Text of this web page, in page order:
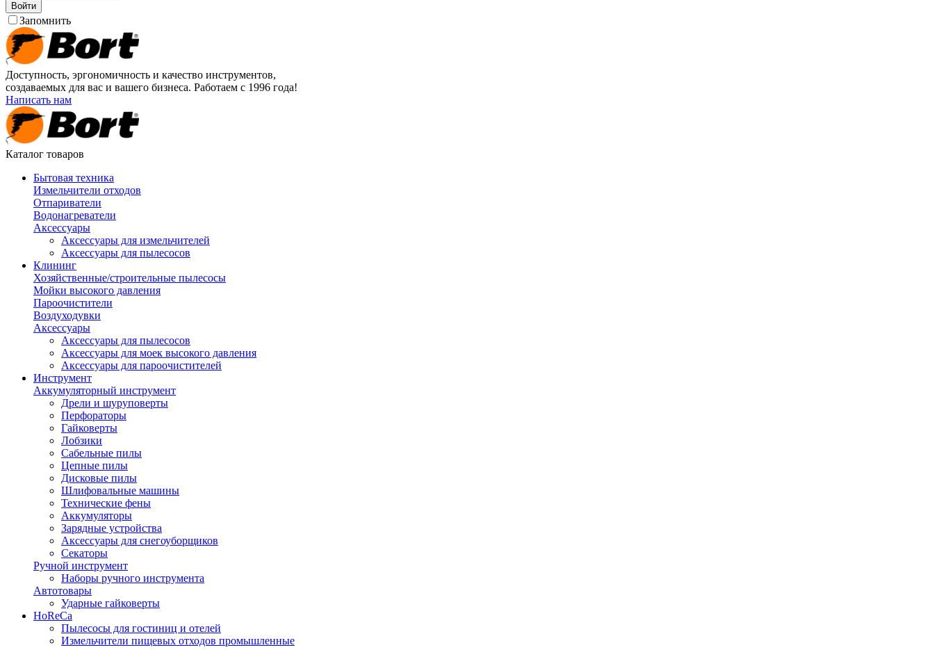
Войти
Запомнить
Доступность, эргономичность и качество инструментов,
создаваемых для вас и вашего бизнеса. Работаем с 1996 года!
Написать нам
Каталог товаров
Бытовая техника
Измельчители отходов
Отпариватели
Водонагреватели
Аксессуары
Аксессуары для измельчителей
Аксессуары для пылесосов
Клининг
Хозяйственные/строительные пылесосы
Мойки высокого давления
Пароочистители
Воздуходувки
Аксессуары
Аксессуары для пылесосов
Аксессуары для моек высокого давления
Аксессуары для пароочистителей
Инструмент
Аккумуляторный инструмент
Дрели и шуруповерты
Перфораторы
Гайковерты
Лобзики
Сабельные пилы
Цепные пилы
Дисковые пилы
Шлифовальные машины
Технические фены
Аккумуляторы
Зарядные устройства
Аксессуары для снегоуборщиков
Секаторы
Ручной инструмент
Наборы ручного инструмента
Автотовары
Ударные гайковерты
HoReCa
Пылесосы для гостиниц и отелей
Измельчители пищевых отходов промышленные